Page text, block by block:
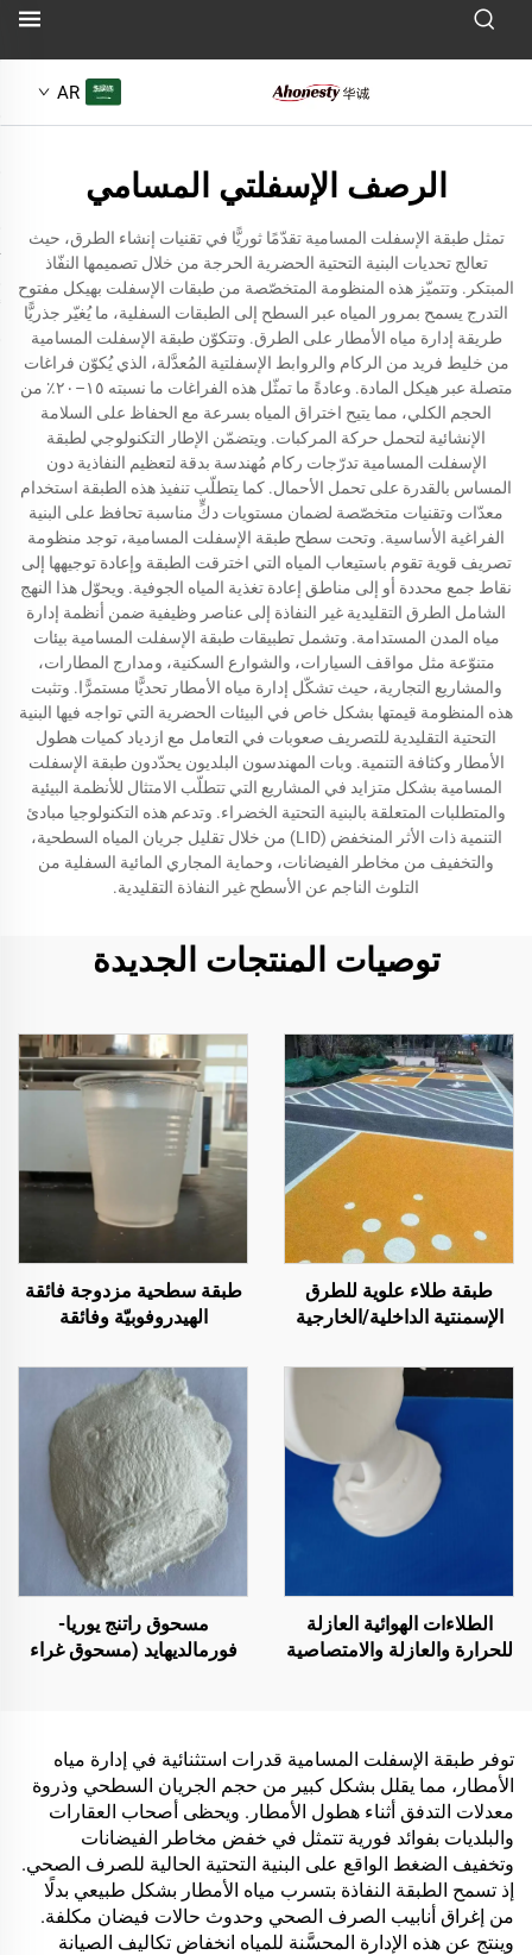
AR
الرصف الإسفلتي المسامي
تمثل طبقة الإسفلت المسامية تقدّمًا ثوريًّا في تقنيات إنشاء الطرق، حيث
تعالج تحديات البنية التحتية الحضرية الحرجة من خلال تصميمها النفّاذ
المبتكر. وتتميّز هذه المنظومة المتخصّصة من طبقات الإسفلت بهيكل مفتوح
التدرج يسمح بمرور المياه عبر السطح إلى الطبقات السفلية، ما يُغيّر جذريًّا
طريقة إدارة مياه الأمطار على الطرق. وتتكوّن طبقة الإسفلت المسامية
من خليط فريد من الركام والروابط الإسفلتية المُعدَّلة، الذي يُكوّن فراغات
متصلة عبر هيكل المادة. وعادةً ما تمثّل هذه الفراغات ما نسبته ١٥–٢٠٪ من
الحجم الكلي، مما يتيح اختراق المياه بسرعة مع الحفاظ على السلامة
الإنشائية لتحمل حركة المركبات. ويتضمّن الإطار التكنولوجي لطبقة
الإسفلت المسامية تدرّجات ركام مُهندسة بدقة لتعظيم النفاذية دون
المساس بالقدرة على تحمل الأحمال. كما يتطلّب تنفيذ هذه الطبقة استخدام
معدّات وتقنيات متخصّصة لضمان مستويات دكٍّ مناسبة تحافظ على البنية
الفراغية الأساسية. وتحت سطح طبقة الإسفلت المسامية، توجد منظومة
تصريف قوية تقوم باستيعاب المياه التي اخترقت الطبقة وإعادة توجيهها إلى
نقاط جمع محددة أو إلى مناطق إعادة تغذية المياه الجوفية. ويحوّل هذا النهج
الشامل الطرق التقليدية غير النفاذة إلى عناصر وظيفية ضمن أنظمة إدارة
مياه المدن المستدامة. وتشمل تطبيقات طبقة الإسفلت المسامية بيئات
متنوّعة مثل مواقف السيارات، والشوارع السكنية، ومدارج المطارات،
والمشاريع التجارية، حيث تشكّل إدارة مياه الأمطار تحديًّا مستمرًّا. وتثبت
هذه المنظومة قيمتها بشكل خاص في البيئات الحضرية التي تواجه فيها البنية
التحتية التقليدية للتصريف صعوبات في التعامل مع ازدياد كميات هطول
الأمطار وكثافة التنمية. وبات المهندسون البلديون يحدّدون طبقة الإسفلت
المسامية بشكل متزايد في المشاريع التي تتطلّب الامتثال للأنظمة البيئية
والمتطلبات المتعلقة بالبنية التحتية الخضراء. وتدعم هذه التكنولوجيا مبادئ
التنمية ذات الأثر المنخفض (LID) من خلال تقليل جريان المياه السطحية،
والتخفيف من مخاطر الفيضانات، وحماية المجاري المائية السفلية من
التلوث الناجم عن الأسطح غير النفاذة التقليدية.
توصيات المنتجات الجديدة
طبقة طلاء علوية للطرق
الإسمنتية الداخلية/الخارجية
ST400)، والطرق الأسفلتية،
والعزل المائي للأسفلت،
وإعادة تجديد البولي يوريثان
السيليكوني، وخلائط PMA،
وحبيبات EPDM، والركائز
الإيبوكسية القابلة للذوبان في
الماء أو الزيت، والرخام،
المركبات وغيرها
طبقة سطحية مزدوجة فائقة
الهيدروفوبيّة وفائقة
الطلاءات التبريدية الإشعاعية
أو في سيناريوهات أخرى
تتطلب خصائص مقاومة للماء
والزيوت
الطلاءات الهوائية العازلة
للحرارة والعازلة والامتصاصية
المشمسة، والجدران
الخارجية، والجدران الداخلية،
والجدران الفاصلة، وغرف
النوم، وقاعات الاجتماعات،
والفصل الدراسية، وقاعات
الكاريوكي (KTV)، والمرائب
تحت الأرض، وقاعات السينما
المنزلية تحت الأرض، والأنفاق
مسحوق راتنج يوريا-
فورمالديهايد (مسحوق غراء
الخشب الرقائقي متعدد
الطبقات، والألواح الخشبية
الدقيقة، والألواح الصديقة
للبيئة، وألواح الحبيبات
المغشاة بطبقة خشبية،
وغيرها.
توفر طبقة الإسفلت المسامية قدرات استثنائية في إدارة مياه
الأمطار، مما يقلل بشكل كبير من حجم الجريان السطحي وذروة
معدلات التدفق أثناء هطول الأمطار. ويحظى أصحاب العقارات
والبلديات بفوائد فورية تتمثل في خفض مخاطر الفيضانات
وتخفيف الضغط الواقع على البنية التحتية الحالية للصرف الصحي.
إذ تسمح الطبقة النفاذة بتسرب مياه الأمطار بشكل طبيعي بدلًا
من إغراق أنابيب الصرف الصحي وحدوث حالات فيضان مكلفة.
وينتج عن هذه الإدارة المحسَّنة للمياه انخفاض تكاليف الصيانة